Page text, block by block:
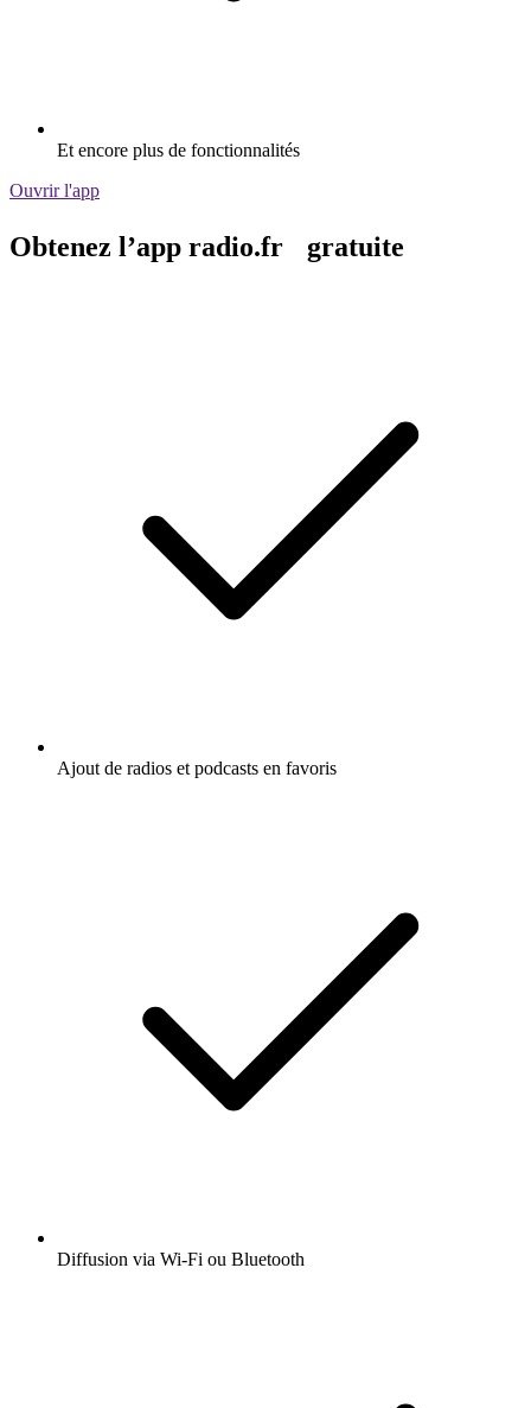
Et encore plus de fonctionnalités
Ouvrir l'app
Obtenez l’app radio.fr gratuite
Ajout de radios et podcasts en favoris
Diffusion via Wi-Fi ou Bluetooth